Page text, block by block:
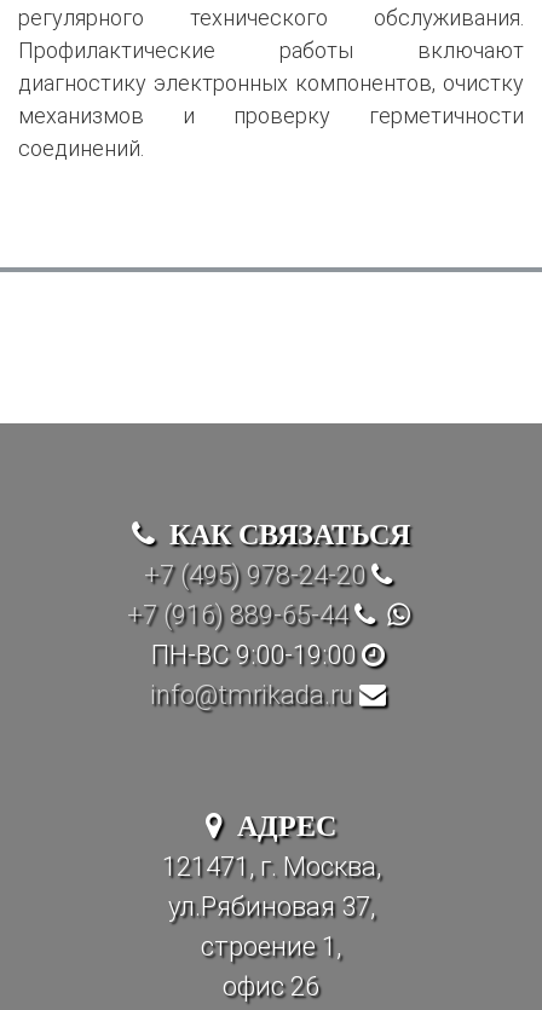
регулярного технического обслуживания.
Профилактические работы включают
диагностику электронных компонентов, очистку
механизмов и проверку герметичности
соединений.
КАК СВЯЗАТЬСЯ
+7 (495) 978-24-20
+7 (916) 889-65-44
ПН-ВС 9:00-19:00
info@tmrikada.ru
АДРЕС
121471, г. Москва,
ул.Рябиновая 37,
строение 1,
офис 26